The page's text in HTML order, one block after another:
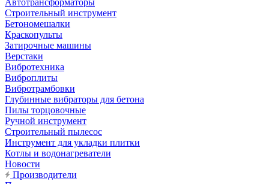
Автотрансформаторы
Строительный инструмент
Бетономешалки
Краскопульты
Затирочные машины
Верстаки
Вибротехника
Виброплиты
Вибротрамбовки
Глубинные вибраторы для бетона
Пилы торцовочные
Ручной инструмент
Строительный пылесос
Инструмент для укладки плитки
Котлы и водонагреватели
Новости
Производители